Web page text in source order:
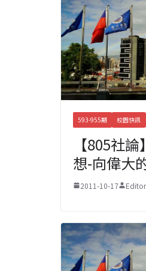
593-955期 校園快訊
【805社
想-向偉大
2011-10-17